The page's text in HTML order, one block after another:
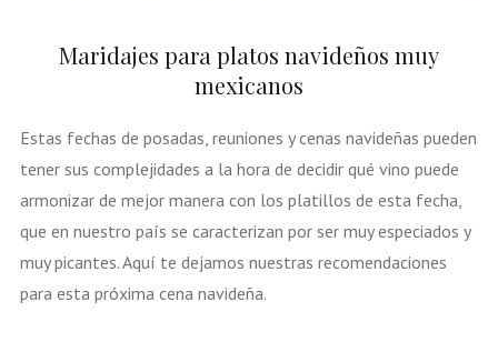
Maridajes para platos navideños muy
mexicanos
Estas fechas de posadas, reuniones y cenas navideñas pueden
tener sus complejidades a la hora de decidir qué vino puede
armonizar de mejor manera con los platillos de esta fecha,
que en nuestro país se caracterizan por ser muy especiados y
muy picantes. Aquí te dejamos nuestras recomendaciones
para esta próxima cena navideña.